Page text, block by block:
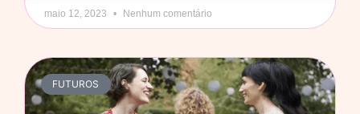
maio 12, 2023 Nenhum comentário
FUTUROS